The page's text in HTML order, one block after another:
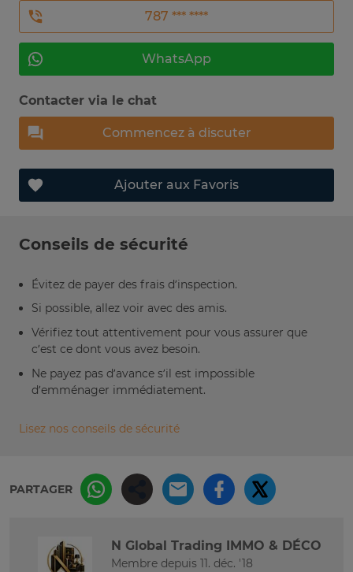
787 *** ****
WhatsApp
Contacter via le chat
Commencez à discuter
Ajouter aux Favoris
Conseils de sécurité
Évitez de payer des frais d’inspection.
Si possible, allez voir avec des amis.
Vérifiez tout attentivement pour vous assurer que
c’est ce dont vous avez besoin.
Ne payez pas d’avance s’il est impossible
d’emménager immédiatement.
Lisez nos conseils de sécurité
PARTAGER
N Global Trading IMMO & DÉCO
Membre depuis 11. déc. '18